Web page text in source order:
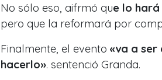
No sólo eso, aifrmó que lo hará
pero que la reformará por
Finalmente, el evento «va a ser
hacerlo». sentenció Granda.